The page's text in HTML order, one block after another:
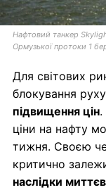
Нафтовий танкер
Ормузької протоки 1
Для світових
блокування
підвищення цін.
ціни на нафту
тижня. Своєю
критично
наслідки